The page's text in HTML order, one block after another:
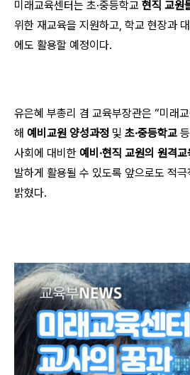
미래교육센터는 초·중등학교 현직 교원
위한 재교육을 지원하고, 학교 현장과
에도 활용할 예정이다.
유은혜 부총리 겸 교육부장관은 “미래
해 예비교원 양성과정 및 초·중등학교
사회에 대비한 예비·현직 교원의 원격
발하게 활용될 수 있도록 앞으로도 적
밝혔다.